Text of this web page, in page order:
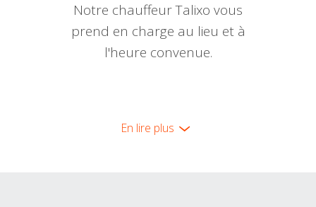
Notre chauffeur Talixo vous
prend en charge au lieu et à
l'heure convenue.
En lire plus